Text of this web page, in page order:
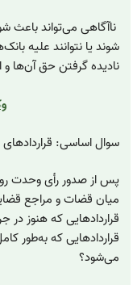
ناآگاهی می‌تواند باعث
شوند یا نتوانند علیه
نادیده گرفتن حق آن‌ها و
سوال اساسی:
میان قضات و مراجع
قراردادهایی که هنوز در
قراردادهایی که به‌طور
می‌شود؟